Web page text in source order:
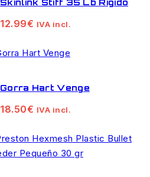
Skinlink Stiff 35 Lb Rígido
12.99€ IVA incl.
Gorra Hart Venge
18.50€ IVA incl.